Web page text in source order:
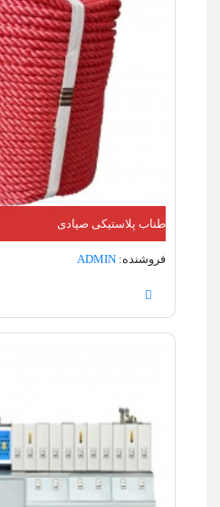
طناب پلاستیکی صیادی
فروشنده: ADMIN